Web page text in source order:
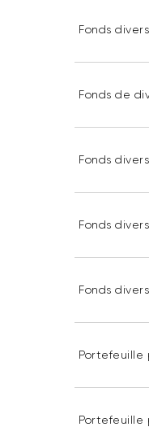
Fonds
Fonds de
Fonds
Fonds
Fonds
Portefeuille
Portefeuille